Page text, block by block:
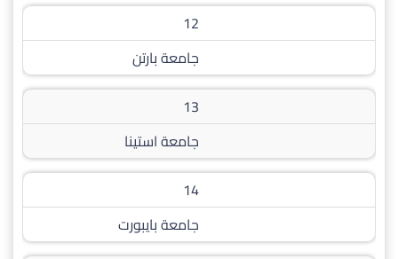
12
جامعة بارتن
13
جامعة استينا
14
جامعة بايبورت